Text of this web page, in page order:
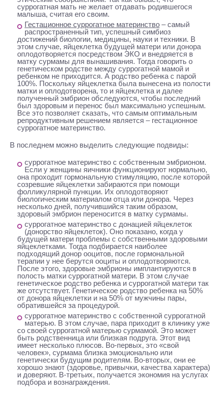
суррогатная мать не желает отдавать родившегося
малыша, считая его своим.
Гестационное суррогатное материнство – самый
распространенный тип, успешный симбиоз
достижений биологии, медицины, науки и техники. В
этом случае, яйцеклетка будущей матери или донора
оплодотворяется посредством ЭКО и внедряется в
матку сурмамы для вынашивания. Тогда говорить о
генетическом родстве между суррогатной мамой и
ребенком не приходится. А родство ребенка с парой
100%. Поскольку яйцеклетка была вынесена из полости
матки и оплодотворена, то и яйцеклетка и далее
полученный эмбрион обследуются, чтобы последний
был здоровым и перенос был максимально успешным.
Все это позволяет сказать, что самым оптимальным
репродуктивным решением является – гестационное
суррогатное материнство.
В последнем можно выделить следующие подвиды:
суррогатное материнство с собственным эмбрионом.
Если у женщины яичники функционируют нормально,
она проходит гормональную стимуляцию, после которой
созревшие яйцеклетки забираются при помощи
фолликулярной пункции. Их оплодотворяют
биологическим материалом отца или донора. Через
несколько дней, получившийся таким образом,
здоровый эмбрион переносится в матку сурмамы.
суррогатное материнство с донацией яйцеклеток
(донорство яйцеклеток). Оно показано, когда у
будущей матери проблемы с собственными здоровыми
яйцеклетками. Тогда подбирается наиболее
подходящий донор ооцитов, после гормональной
терапии у нее берутся ооциты и оплодотворяются.
После этого, здоровые эмбрионы имплантируются в
полость матки суррогатной матери. В этом случае
генетическое родство ребенка и суррогатной матери так
же отсутствует. Генетическое родство ребенка на 50%
от донора яйцеклетки и на 50% от мужчины пары,
обратившейся за процедурой.
суррогатное материнство с собственной суррогатной
матерью. В этом случае, пара приходит в клинику уже
со своей суррогатной матерью сурмамой. Это может
быть родственница или близкая подруга. Этот вид
имеет несколько плюсов. Во-первых, это «свой
человек», сурмама близка эмоционально или
генетически будущим родителям. Во-вторых, они ее
хорошо знают (здоровье, привычки, качества характера)
и доверяют. В-третьих, получается экономия на услугах
подбора и вознаграждения.